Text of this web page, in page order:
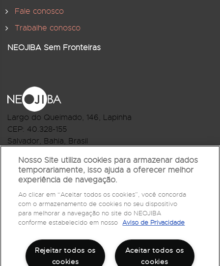
Fale conosco
Trabalhe conosco
NEOJIBA Sem Fronteiras
Largo do Queimado, 146, Lapinha
CEP: 40.328-155
Salvador, Bahia, Brasil
R.Monte Castelo Nº 62, Bairro Barbalho
CEP: 40.301-210
Salvador, Bahia, Brasil
Telefone:(71) 3032-1073
Nosso Site utiliza cookies para armazenar dados
temporariamente, isso ajuda a oferecer melhor
experiência de navegação.
Ao clicar em “Aceitar todos os cookies”, você concorda
com o armazenamento de cookies no seu dispositivo
para melhorar a navegação no site do NEOJIBA
conforme estabelecido em nosso Aviso de Privacidade
Aceitar todos os
cookies
Rejeitar todos os
cookies